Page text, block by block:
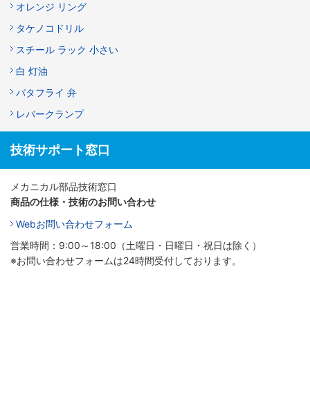
オレンジ リング
タケノコドリル
スチール ラック 小さい
白 灯油
バタフライ 弁
レバークランプ
技術サポート窓口
メカニカル部品技術窓口
商品の仕様・技術のお問い合わせ
Webお問い合わせフォーム
営業時間：9:00～18:00（土曜日・日曜日・祝日は除く）
※お問い合わせフォームは24時間受付しております。